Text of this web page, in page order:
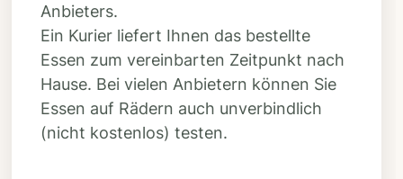
Anbieters.
Ein Kurier liefert Ihnen das bestellte
Essen zum vereinbarten Zeitpunkt nach
Hause. Bei vielen Anbietern können Sie
Essen auf Rädern auch unverbindlich
(nicht kostenlos) testen.